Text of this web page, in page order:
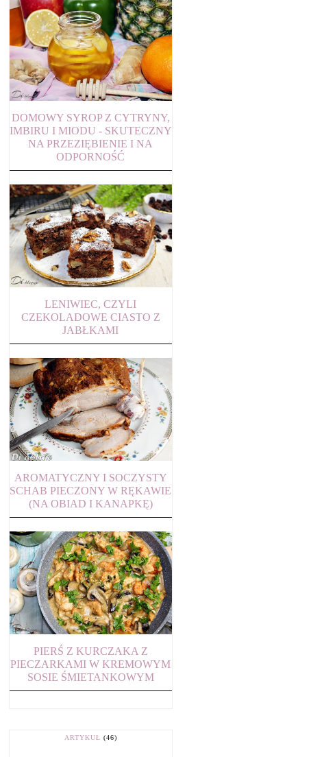
DOMOWY SYROP Z CYTRYNY,
IMBIRU I MIODU - SKUTECZNY
NA PRZEZIĘBIENIE I NA
ODPORNOŚĆ
LENIWIEC, CZYLI
CZEKOLADOWE CIASTO Z
JABŁKAMI
AROMATYCZNY I SOCZYSTY
SCHAB PIECZONY W RĘKAWIE
(NA OBIAD I KANAPKĘ)
PIERŚ Z KURCZAKA Z
PIECZARKAMI W KREMOWYM
SOSIE ŚMIETANKOWYM
ARTYKUŁ (46)